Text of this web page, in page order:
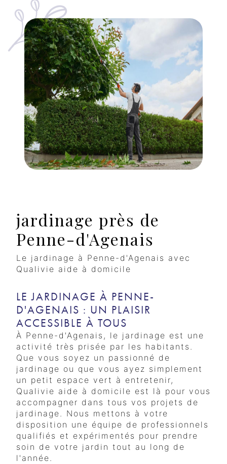
jardinage près de
Penne-d'Agenais
Le jardinage à Penne-d'Agenais avec
Qualivie aide à domicile
LE JARDINAGE À PENNE-
D'AGENAIS : UN PLAISIR
ACCESSIBLE À TOUS
À Penne-d'Agenais, le jardinage est une
activité très prisée par les habitants.
Que vous soyez un passionné de
jardinage ou que vous ayez simplement
un petit espace vert à entretenir,
Qualivie aide à domicile est là pour vous
accompagner dans tous vos projets de
jardinage. Nous mettons à votre
disposition une équipe de professionnels
qualifiés et expérimentés pour prendre
soin de votre jardin tout au long de
l'année.